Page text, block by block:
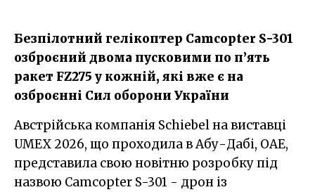
Безпілотний гелікоптер Camcopter S-301
озброєний двома пусковими по п’ять
ракет FZ275 у кожній, які вже є на
озброєнні Сил оборони України
Австрійська компанія Schiebel на виставці
UMEX 2026, що проходила в Абу-Дабі, ОАЕ,
представила свою новітню розробку під
назвою Camcopter S-301 - дрон із